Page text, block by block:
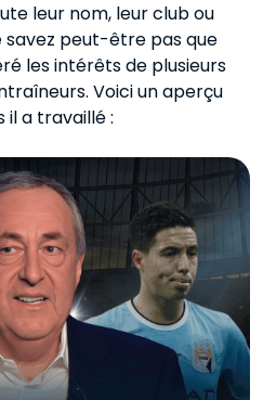
leur nom, leur club ou
savez peut-être pas que
les intérêts de plusieurs
Voici un aperçu
il a travaillé :